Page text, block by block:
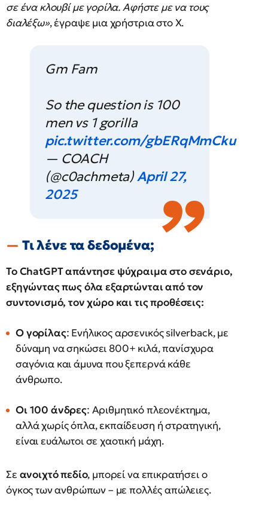
σε ένα κλουβί με γορίλα. Αφήστε με να τους
διαλέξω», έγραψε μια χρήστρια στο X.
Gm Fam
So the question is 100
men vs 1 gorilla
pic.twitter.com/gbERqMmCku
— COACH
(@c0achmeta)April 27,
2025
Τι λένε τα δεδομένα;
Το ChatGPT απάντησε ψύχραιμα στο σενάριο,
εξηγώντας πως όλα εξαρτώνται από τον
συντονισμό, τον χώρο και τις προθέσεις:
Ο γορίλας: Ενήλικος αρσενικός silverback, με
δύναμη να σηκώσει 800+ κιλά, πανίσχυρα
σαγόνια και άμυνα που ξεπερνά κάθε
άνθρωπο.
Οι 100 άνδρες: Αριθμητικό πλεονέκτημα,
αλλά χωρίς όπλα, εκπαίδευση ή στρατηγική,
είναι ευάλωτοι σε χαοτική μάχη.
Σε ανοιχτό πεδίο, μπορεί να επικρατήσει ο
όγκος των ανθρώπων – με πολλές απώλειες.